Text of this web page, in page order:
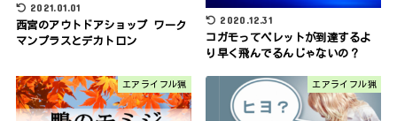
2021.01.01
西宮のアウトドアショップ ワーク
マンプラスとデカトロン
2020.12.31
コガモってペレットが到達するよ
り早く飛んでるんじゃないの？
エアライフル猟 エアライフル猟